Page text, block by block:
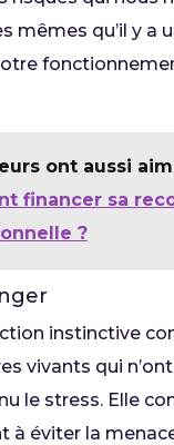
mêmes qu’il y a
ont aussi
financer sa
?
instinctive
vivants qui
le stress. Elle
à éviter la